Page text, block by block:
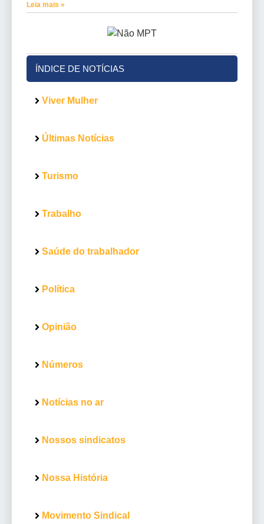
Leia mais »
ÍNDICE DE NOTÍCIAS
Viver Mulher
Últimas Notícias
Turismo
Trabalho
Saúde do trabalhador
Política
Opinião
Números
Notícias no ar
Nossos sindicatos
Nossa História
Movimento Sindical